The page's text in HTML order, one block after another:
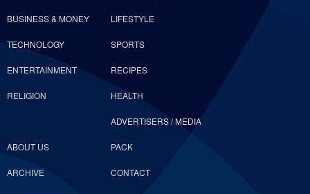
BUSINESS & MONEY LIFESTYLE
TECHNOLOGY SPORTS
ENTERTAINMENT RECIPES
RELIGION HEALTH
ABOUT US
ADVERTISERS / MEDIA
PACK
ARCHIVE CONTACT